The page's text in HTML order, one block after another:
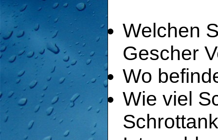
Welchen
Gescher
Wo
Wie viel